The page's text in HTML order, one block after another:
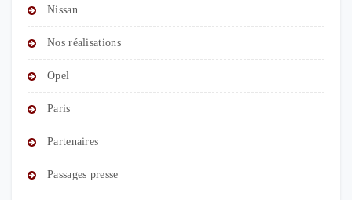
Nissan
Nos réalisations
Opel
Paris
Partenaires
Passages presse